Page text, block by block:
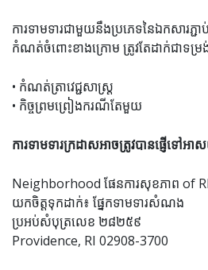
ការទាមទារជាមួយនឹងប្រភេទនៃឯកសារភ្
កំណត់ចំពោះខាងក្រោម ត្រូវតែដាក់ជាទម្រ
• កំណត់ត្រាវេជ្ជសាស្រ្ត
• កិច្ចព្រមព្រៀងករណីតែមួយ
ការទាមទារក្រដាសអាចត្រូវបានផ្ញើទៅអ
Neighborhood ផែនការសុខភាព of
យកចិត្តទុកដាក់៖ ផ្នែកទាមទារសំណង
ប្រអប់សំបុត្រលេខ ២៨២៥៩
Providence, RI 02908-3700